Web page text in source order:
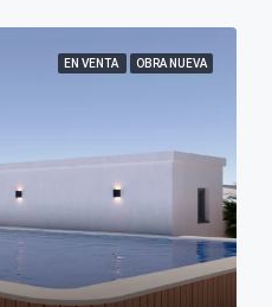
EN VENTA OBRA NUEVA